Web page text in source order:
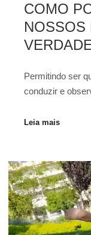
COMO
NOSSOS
Permitindo ser
conduzir e
Leia mais